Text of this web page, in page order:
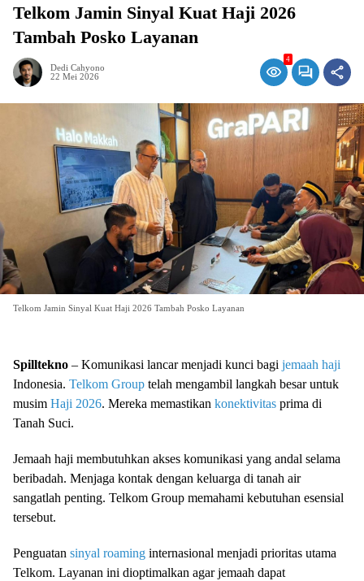
Telkom Jamin Sinyal Kuat Haji 2026
Tambah Posko Layanan
Dedi Cahyono
22 Mei 2026
4
Telkom Jamin Sinyal Kuat Haji 2026 Tambah Posko Layanan
Spilltekno – Komunikasi lancar menjadi kunci bagi jemaah haji
Indonesia. Telkom Group telah mengambil langkah besar untuk
musim Haji 2026. Mereka memastikan konektivitas prima di
Tanah Suci.
Jemaah haji membutuhkan akses komunikasi yang andal selama
beribadah. Menjaga kontak dengan keluarga di tanah air
sangatlah penting. Telkom Group memahami kebutuhan esensial
tersebut.
Penguatan sinyal roaming internasional menjadi prioritas utama
Telkom. Layanan ini dioptimalkan agar jemaah dapat